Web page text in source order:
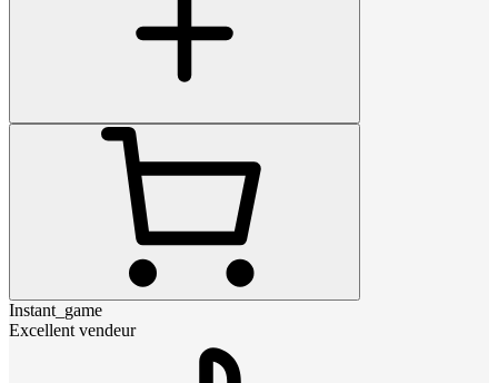
Instant_game
Excellent vendeur